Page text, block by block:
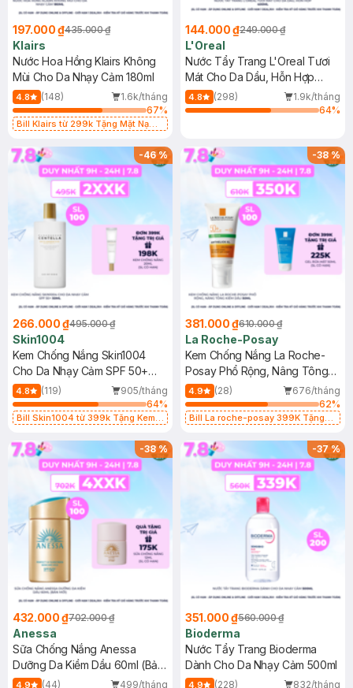
197.000 ₫435.000 ₫
Klairs
Nước Hoa Hồng Klairs Không
Mùi Cho Da Nhạy Cảm 180ml
4.8 (148)
1.6k/tháng
67%
Bill Klairs từ 299k Tặng Mặt Nạ
25ml (SL Có Hạn)
144.000 ₫249.000 ₫
L'Oreal
Nước Tẩy Trang L'Oreal Tươi
Mát Cho Da Dầu, Hỗn Hợp
400ml
4.8 (298)
1.9k/tháng
64%
-46%
266.000 ₫495.000 ₫
Skin1004
Kem Chống Nắng Skin1004
Cho Da Nhạy Cảm SPF 50+
50ml
4.8 (119)
905/tháng
64%
Bill Skin1004 từ 399k Tặng Kem
SPF 50+ 20ml (SL Có Hạn)
-38%
381.000 ₫610.000 ₫
La Roche-Posay
Kem Chống Nắng La Roche-
Posay Phổ Rộng, Nâng Tông
Kiềm Dầu 50ml
4.9 (28)
676/tháng
62%
Bill La roche-posay 399K Tặng
(SL có hạn)
-38%
432.000 ₫702.000 ₫
Anessa
Sữa Chống Nắng Anessa
Dưỡng Da Kiềm Dầu 60ml (Bản
Mới)
4.9 (44) 499/tháng
-37%
351.000 ₫560.000 ₫
Bioderma
Nước Tẩy Trang Bioderma
Dành Cho Da Nhạy Cảm 500ml
4.9 (228) 832/tháng